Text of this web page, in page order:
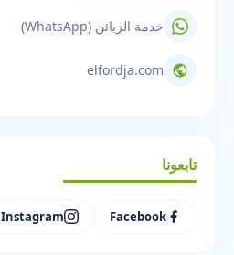
خدمة الزبائن (WhatsApp)
elfordja.com
تابعونا
Facebook
Instagram